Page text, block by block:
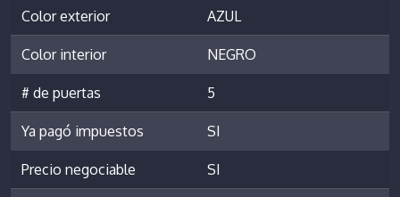
Color exterior AZUL
Color interior NEGRO
# de puertas 5
Ya pagó impuestos SI
Precio negociable SI